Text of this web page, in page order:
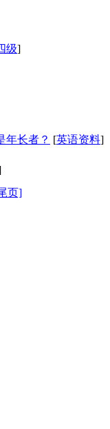
级]
年长者？ [英语资料]
页]